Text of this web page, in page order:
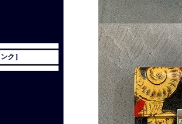
ク］